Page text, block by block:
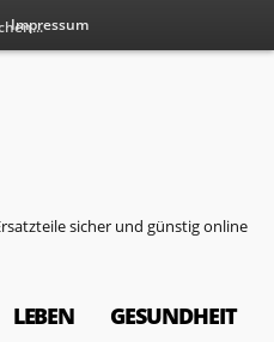
Impressum
LEBEN GESUNDHEIT